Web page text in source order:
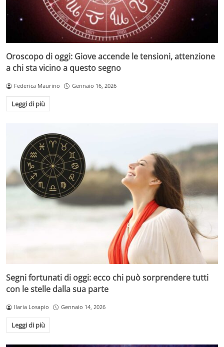
Oroscopo di oggi: Giove accende le tensioni, attenzione
a chi sta vicino a questo segno
Federica Maurino Gennaio 16, 2026
Leggi di più
Segni fortunati di oggi: ecco chi può sorprendere tutti
con le stelle dalla sua parte
Ilaria Losapio Gennaio 14, 2026
Leggi di più